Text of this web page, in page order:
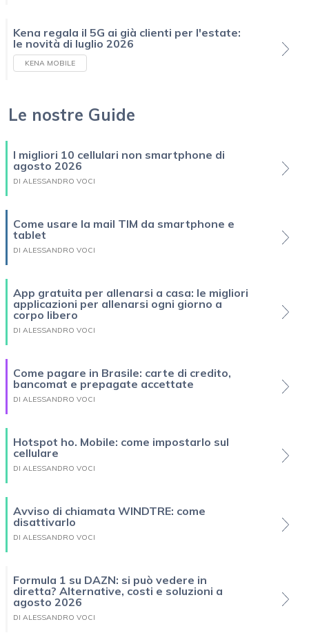
Kena regala il 5G ai già clienti per l'estate:
le novità di luglio 2026
KENA MOBILE
Le nostre Guide
I migliori 10 cellulari non smartphone di
agosto 2026
DI ALESSANDRO VOCI
Come usare la mail TIM da smartphone e
tablet
DI ALESSANDRO VOCI
App gratuita per allenarsi a casa: le migliori
applicazioni per allenarsi ogni giorno a
corpo libero
DI ALESSANDRO VOCI
Come pagare in Brasile: carte di credito,
bancomat e prepagate accettate
DI ALESSANDRO VOCI
Hotspot ho. Mobile: come impostarlo sul
cellulare
DI ALESSANDRO VOCI
Avviso di chiamata WINDTRE: come
disattivarlo
DI ALESSANDRO VOCI
Formula 1 su DAZN: si può vedere in
diretta? Alternative, costi e soluzioni a
agosto 2026
DI ALESSANDRO VOCI